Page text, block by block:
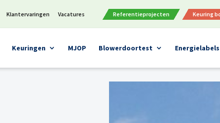
Klantervaringen Vacatures Referentieprojecten Keuring
Keuringen MJOP Blowerdoortest Energielabels